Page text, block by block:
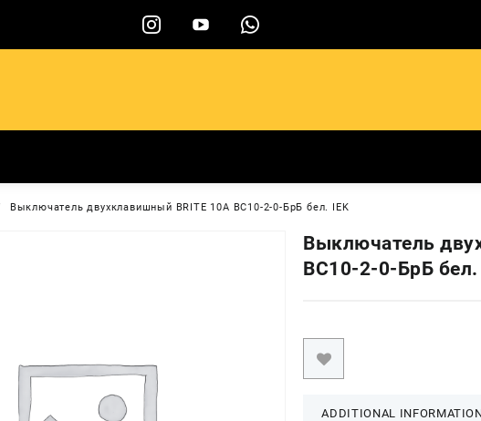
Выключатель двухклавишный BRITE 10А BC10-2-0-БрБ бел. IEK
Выключатель
BC10-2-0-БрБ бел.
ADDITIONAL